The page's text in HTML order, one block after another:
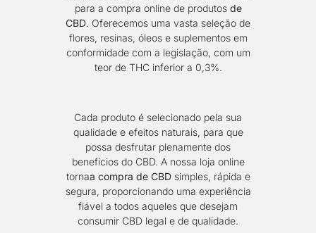
para a compra online de produtos de
CBD. Oferecemos uma vasta seleção de
flores, resinas, óleos e suplementos em
conformidade com a legislação, com um
teor de THC inferior a 0,3%.
Cada produto é selecionado pela sua
qualidade e efeitos naturais, para que
possa desfrutar plenamente dos
benefícios do CBD. A nossa loja online
tornaa compra de CBDsimples, rápida e
segura, proporcionando uma experiência
fiável a todos aqueles que desejam
consumir CBD legal e de qualidade.